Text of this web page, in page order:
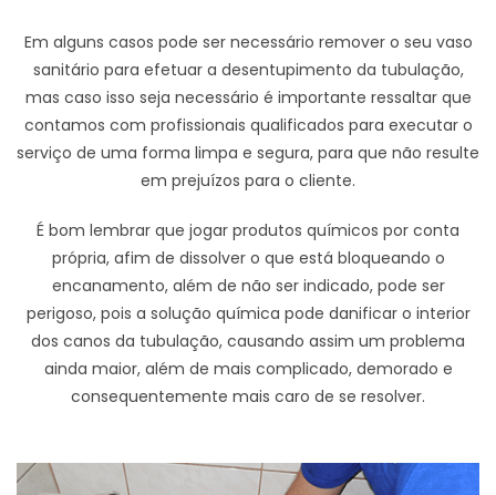
Em alguns casos pode ser necessário remover o seu vaso
sanitário para efetuar a desentupimento da tubulação,
mas caso isso seja necessário é importante ressaltar que
contamos com profissionais qualificados para executar o
serviço de uma forma limpa e segura, para que não resulte
em prejuízos para o cliente.
É bom lembrar que jogar produtos químicos por conta
própria, afim de dissolver o que está bloqueando o
encanamento, além de não ser indicado, pode ser
perigoso, pois a solução química pode danificar o interior
dos canos da tubulação, causando assim um problema
ainda maior, além de mais complicado, demorado e
consequentemente mais caro de se resolver.